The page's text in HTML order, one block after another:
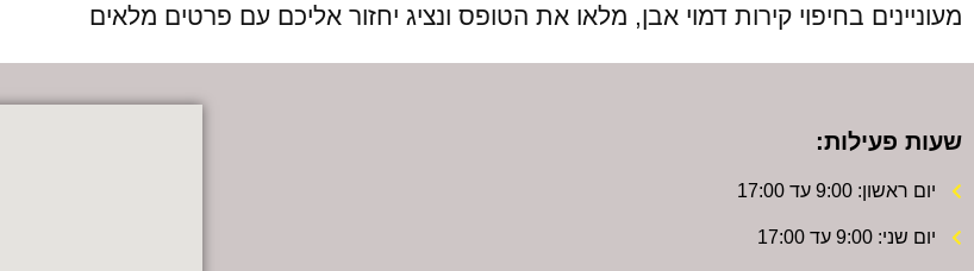
מעוניינים בחיפוי קירות דמוי אבן, מלאו את הטופס ונציג יחזור אליכם עם פרטים מלאים
שעות פעילות:
יום ראשון: 9:00 עד 17:00
יום שני: 9:00 עד 17:00